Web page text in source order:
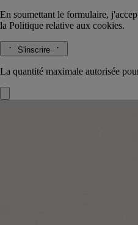
En soumettant le formulaire,
la Politique relative aux cookies.
S'inscrire
La quantité maximale autorisée